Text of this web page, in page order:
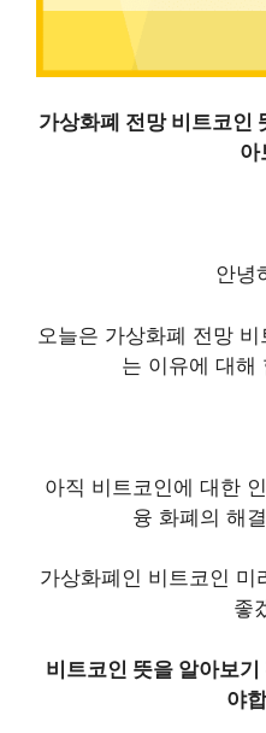
가상화폐 전망 비트코인
아
안녕
오늘은 가상화폐 전망
는 이유에 대해
아직 비트코인에 대한
융 화폐의 해
가상화폐인 비트코인 미
좋
비트코인 뜻을 알아보기
야